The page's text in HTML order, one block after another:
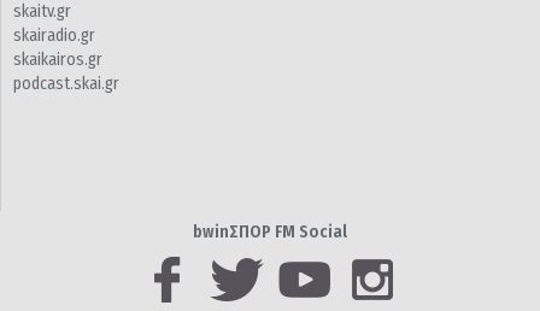
skaitv.gr
skairadio.gr
skaikairos.gr
podcast.skai.gr
bwinΣΠΟΡ FM Social